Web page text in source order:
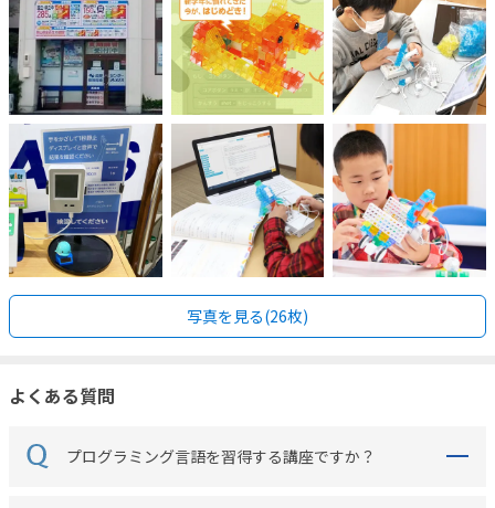
写真を見る(26枚)
よくある質問
プログラミング言語を習得する講座ですか？